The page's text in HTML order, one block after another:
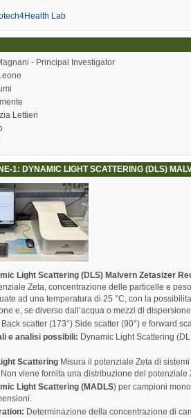
Lab
- Principal Investigator
Lettieri
1: DYNAMIC LIGHT SCATTERING (DLS)
Light Scattering (DLS) Malvern Zetasizer
Zeta, concentrazione delle particelle e
ad una temperatura di 25 °C, con la
e, se diverso dall’acqua o mezzi di
Back scatter (173°) Side scatter (90°) e forward
e analisi possibili: Dynamic Light Scattering
Scattering Misura il potenziale Zeta di
viene fornita una distribuzione del
Light Scattering (MADLS) per campioni
Determinazione della concentrazione di